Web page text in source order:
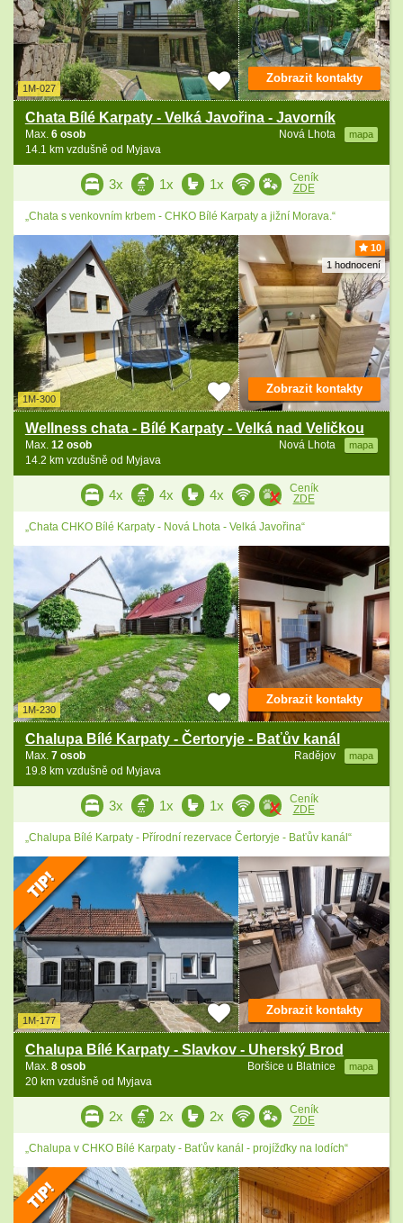
1M-027
Chata Bílé Karpaty - Velká Javořina - Javorník
Nová Lhota mapa
Max. 6 osob
14.1 km vzdušně od Myjava
Zobrazit kontakty
3x 1x 1x
Ceník
ZDE
„Chata s venkovním krbem - CHKO Bílé Karpaty a jižní Morava.“
10
1 hodnocení
1M-300
Wellness chata - Bílé Karpaty - Velká nad Veličkou
Nová Lhota mapa
Max. 12 osob
14.2 km vzdušně od Myjava
Zobrazit kontakty
4x 4x 4x
Ceník
ZDE
„Chata CHKO Bílé Karpaty - Nová Lhota - Velká Javořina“
1M-230
Chalupa Bílé Karpaty - Čertoryje - Baťův kanál
Radějov mapa
Max. 7 osob
19.8 km vzdušně od Myjava
Zobrazit kontakty
3x 1x 1x
Ceník
ZDE
„Chalupa Bílé Karpaty - Přírodní rezervace Čertoryje - Baťův kanál“
1M-177
Chalupa Bílé Karpaty - Slavkov - Uherský Brod
Boršice u Blatnice mapa
Max. 8 osob
20 km vzdušně od Myjava
Zobrazit kontakty
2x 2x 2x
Ceník
ZDE
„Chalupa v CHKO Bílé Karpaty - Baťův kanál - projížďky na lodích“